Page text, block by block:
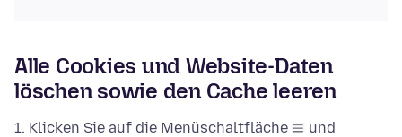
Alle Cookies und Website-Daten
löschen sowie den Cache leeren
Klicken Sie auf die Menüschaltfläche
und